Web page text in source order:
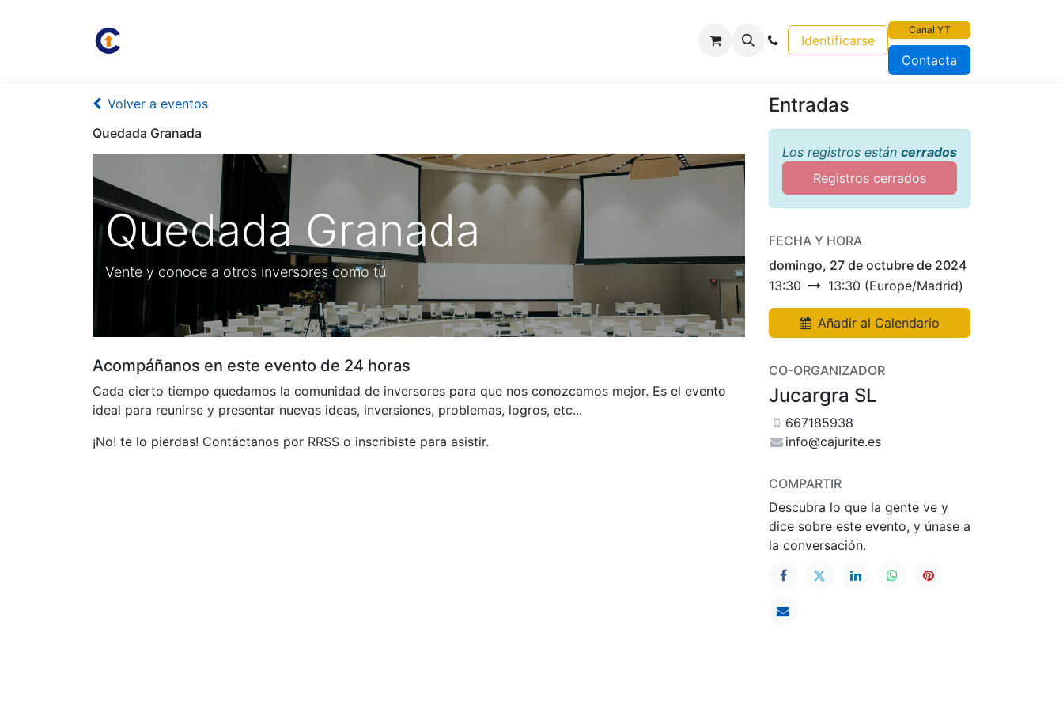
Identificarse
Canal YT
Contacta
Volver a eventos
Quedada Granada
Quedada Granada
Vente y conoce a otros inversores como tú
Acompáñanos en este evento de 24 horas
Cada cierto tiempo quedamos la comunidad de inversores para que nos conozcamos mejor. Es el evento
ideal para reunirse y presentar nuevas ideas, inversiones, problemas, logros, etc...
¡No! te lo pierdas! Contáctanos por RRSS o inscribiste para asistir.
Entradas
Los registros están cerrados
Registros cerrados
FECHA Y HORA
domingo, 27 de octubre de 2024
13:30
13:30 (Europe/Madrid)
Añadir al Calendario
CO-ORGANIZADOR
Jucargra SL
667185938
info@cajurite.es
COMPARTIR
Descubra lo que la gente ve y
dice sobre este evento, y únase a
la conversación.